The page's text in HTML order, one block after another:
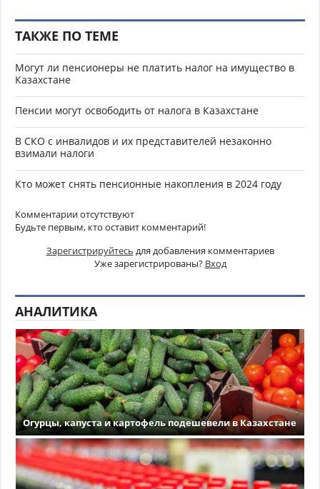
ТАКЖЕ ПО ТЕМЕ
Могут ли пенсионеры не платить налог на имущество в
Казахстане
Пенсии могут освободить от налога в Казахстане
В СКО с инвалидов и их представителей незаконно
взимали налоги
Кто может снять пенсионные накопления в 2024 году
Комментарии отсутствуют
Будьте первым, кто оставит комментарий!
Зарегистрируйтесь для добавления комментариев
Уже зарегистрированы? Вход
АНАЛИТИКА
Огурцы, капуста и картофель подешевели в Казахстане